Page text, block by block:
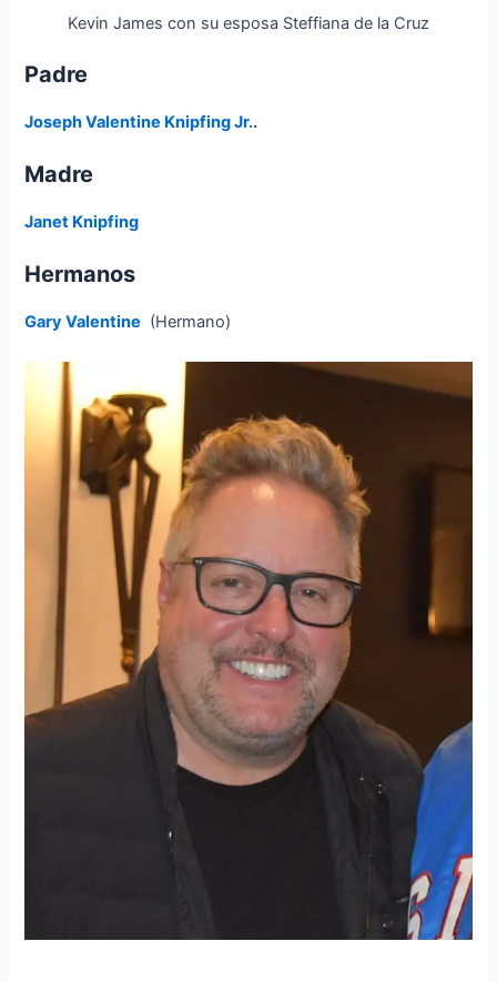
Kevin James con su esposa Steffiana de la Cruz
Padre
Joseph Valentine Knipfing Jr..
Madre
Janet Knipfing
Hermanos
Gary Valentine (Hermano)